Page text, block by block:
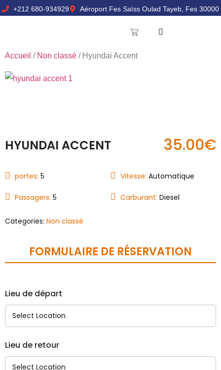
+212 680-934929 Aéroport Fes Saïss Oulad Tayeb, Fes 30000
Accueil / Non classé / Hyundai Accent
HYUNDAI ACCENT 35.00€
portes: 5 Vitesse: Automatique
Passagers: 5 Carburant: Diesel
Categories: Non classé
FORMULAIRE DE RÉSERVATION
Lieu de départ
Lieu de retour